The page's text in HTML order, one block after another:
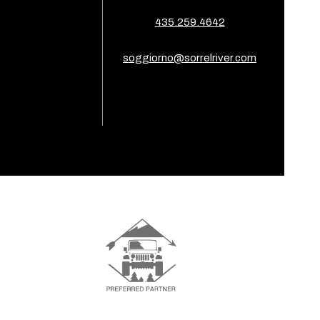
435.259.4642
soggiorno@sorrelriver.com